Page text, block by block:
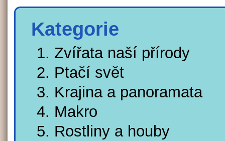
Kategorie
Zvířata naší přírody
Ptačí svět
Krajina a panoramata
Makro
Rostliny a houby